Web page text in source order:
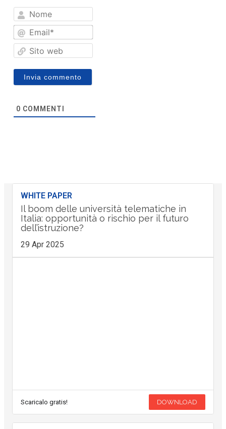
Nome
Email*
Sito
0 COMMENTI
WHITE PAPER
Il boom delle università telematiche in
Italia: opportunità o rischio per il futuro
dell’istruzione?
29 Apr 2025
Scaricalo gratis! DOWNLOAD